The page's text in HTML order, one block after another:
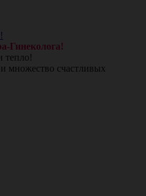
Гинеколога!
тепло!
множество счастливых